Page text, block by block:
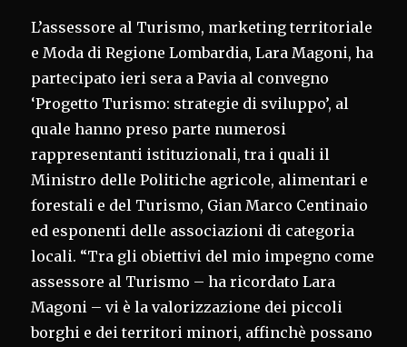
L’assessore al Turismo, marketing territoriale
e Moda di Regione Lombardia, Lara Magoni, ha
partecipato ieri sera a Pavia al convegno
‘Progetto Turismo: strategie di sviluppo’, al
quale hanno preso parte numerosi
rappresentanti istituzionali, tra i quali il
Ministro delle Politiche agricole, alimentari e
forestali e del Turismo, Gian Marco Centinaio
ed esponenti delle associazioni di categoria
locali. “Tra gli obiettivi del mio impegno come
assessore al Turismo – ha ricordato Lara
Magoni – vi è la valorizzazione dei piccoli
borghi e dei territori minori, affinchè possano